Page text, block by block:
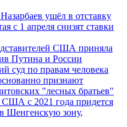
ушёл в отставку
с 1 апреля снизят ставки
США приняла
Путина и России
суд по правам человека
признают
"лесных братьев"
с 2021 года придется
Шенгенскую зону,